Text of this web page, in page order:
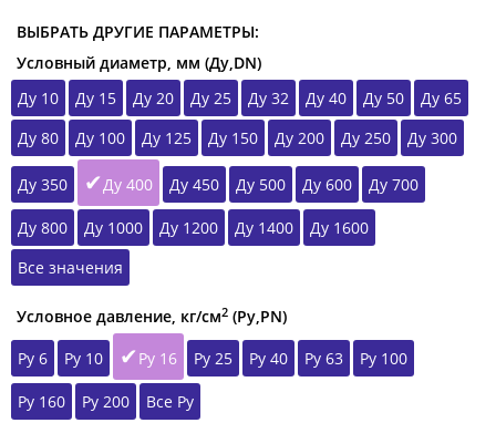
ВЫБРАТЬ ДРУГИЕ ПАРАМЕТРЫ:
Условный диаметр, мм (Ду,DN)
Ду 10
Ду 15 Ду 20 Ду 25 Ду 32 Ду 40 Ду 50
Ду 65
Ду 80
Ду 100 Ду 125 Ду 150 Ду 200 Ду 250 Ду 300
Ду 350 Ду 400 Ду 450 Ду 500 Ду 600 Ду 700
Ду 800 Ду 1000 Ду 1200 Ду 1400
Ду 1600
Все значения
Условное давление, кг/см2 (Ру,РN)
Ру 6
Ру 10 Ру 16 Ру 25 Ру 40 Ру 63 Ру 100
Ру 160 Ру 200 Все Ру